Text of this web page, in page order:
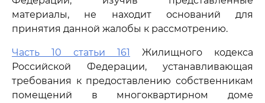
материалы, не находит оснований для
принятия данной жалобы к рассмотрению.
Часть 10 статьи 161
Жилищного кодекса
Российской Федерации, устанавливающая
требования к предоставлению собственникам
помещений в многоквартирном доме